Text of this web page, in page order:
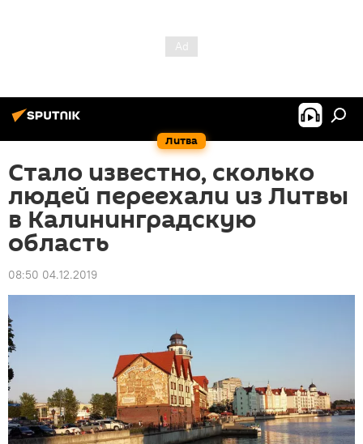
Литва
Стало известно, сколько
людей переехали из Литвы
в Калининградскую
область
08:50 04.12.2019